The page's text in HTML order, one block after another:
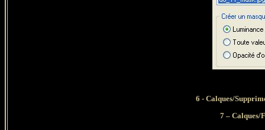
6 - Calques/
7 – Calques/